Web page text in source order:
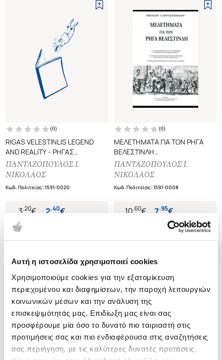
Αυτή η ιστοσελίδα χρησιμοποιεί cookies
Χρησιμοποιούμε cookies για την εξατομίκευση
περιεχομένου και διαφημίσεων, την παροχή λειτουργιών
κοινωνικών μέσων και την ανάλυση της
επισκεψιμότητάς μας. Επιδίωξη μας είναι σας
προσφέρουμε μία όσο το δυνατό πιο ταιριαστή στις
προτιμήσεις σας και πιο ενδιαφέρουσα στις αναζητήσεις
σας περιήγηση, με τις καλύτερες δυνατές προτάσεις.
(0)
RIGAS VELESTINLIS LEGEND
AND REALITY - ΡΗΓΑΣ
ΒΕΛΕΣΤΙΝΛΗΣ
ΠΑΝΤΑΖΟΠΟΥΛΟΣ Ι.
ΝΙΚΟΛΑΟΣ
Κωδ. Πολιτείας:1591-0020
3.20€
Τιμή Έκδοσης
2.40€
(0)
ΜΕΛΕΤΗΜΑΤΑ ΓΙΑ ΤΟΝ ΡΗΓΑ
ΒΕΛΕΣΤΙΝΛΗ
Η ΠΟΛΙΤΙΚΗ ΙΔΕΟΛΟΓΙΑ ΤΟΥ
ΕΛΛΗΝΙΣΜΟΥ ΠΡΟΑΓΓΕΛΟΣ ΤΗΣ
ΠΑΝΤΑΖΟΠΟΥΛΟΣ Ι.
ΝΙΚΟΛΑΟΣ
Κωδ. Πολιτείας:1591-0008
10.60€ 7.95€
Τιμή Πολιτείας